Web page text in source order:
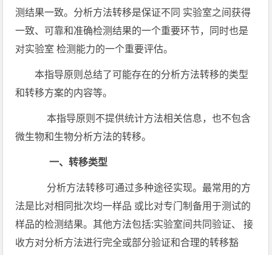
测结果一致。分析方法转移是保证不同 实验室之间获得
一致、可靠和准确检测结果的一个重要环节，同时也是
对实验室 检测能力的一个重要评估。
本指导原则总结了可能存在的分析方法转移的类型
和转移方案的内容等。
本指导原则不提供统计方法相关信息，也不包含
微生物和生物分析方法的转移。
一、转移类型
分析方法转移可通过多种途径实现。最常用的方
法是比对相同批次均一样品 或比对专门制备用于测试的
样品的检测结果。其他方法包括:实验室间共同验证、 接
收方对分析方法进行完全或部分验证和合理的转移豁